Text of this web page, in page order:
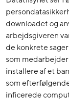
downloadet og
arbejdsgiveren
de konkrete
som
installere af et
som
inficerede